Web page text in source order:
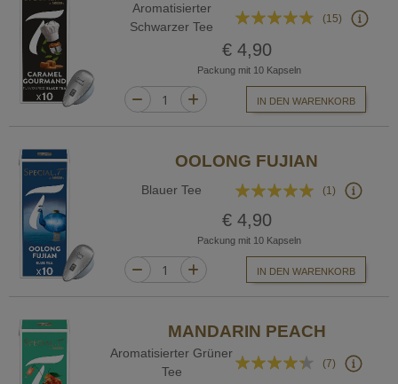
Aromatisierter
Schwarzer Tee
Bewertung:
(15)
€ 4,90
Packung mit 10 Kapseln
IN DEN WARENKORB
OOLONG FUJIAN
Blauer Tee
Bewertung:
100%
(1)
€ 4,90
Packung mit 10 Kapseln
IN DEN WARENKORB
MANDARIN PEACH
Aromatisierter Grüner
Tee
Bewertung:
(7)